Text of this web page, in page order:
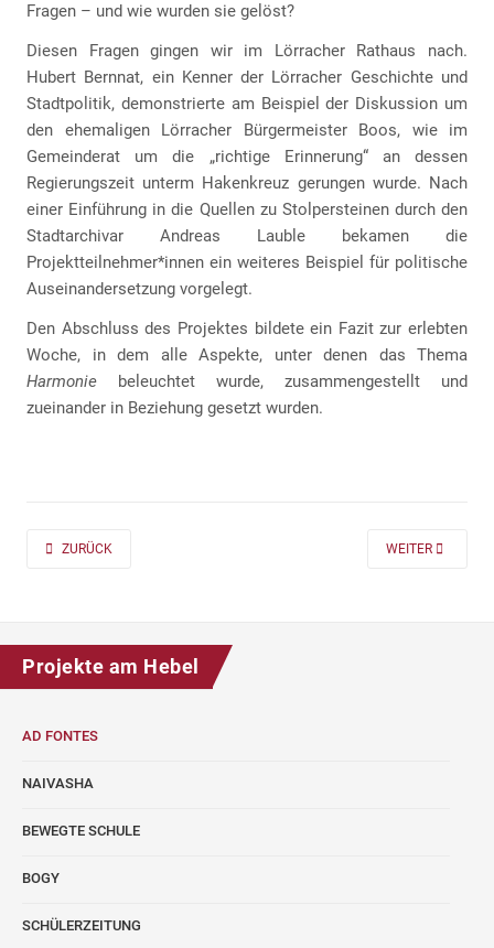
Fragen – und wie wurden sie gelöst?
Diesen Fragen gingen wir im Lörracher Rathaus nach.
Hubert Bernnat, ein Kenner der Lörracher Geschichte und
Stadtpolitik, demonstrierte am Beispiel der Diskussion um
den ehemaligen Lörracher Bürgermeister Boos, wie im
Gemeinderat um die „richtige Erinnerung“ an dessen
Regierungszeit unterm Hakenkreuz gerungen wurde. Nach
einer Einführung in die Quellen zu Stolpersteinen durch den
Stadtarchivar Andreas Lauble bekamen die
Projektteilnehmer*innen ein weiteres Beispiel für politische
Auseinandersetzung vorgelegt.
Den Abschluss des Projektes bildete ein Fazit zur erlebten
Woche, in dem alle Aspekte, unter denen das Thema
Harmonie beleuchtet wurde, zusammengestellt und
zueinander in Beziehung gesetzt wurden.
PREVIOUS ARTICLE: AD FONTES 2019/20 „MASS“ FÜR DIE KLASSEN 7
ZURÜCK NEXT ARTICLE:
WEITER
Projekte am Hebel
AD FONTES
NAIVASHA
BEWEGTE SCHULE
BOGY
SCHÜLERZEITUNG